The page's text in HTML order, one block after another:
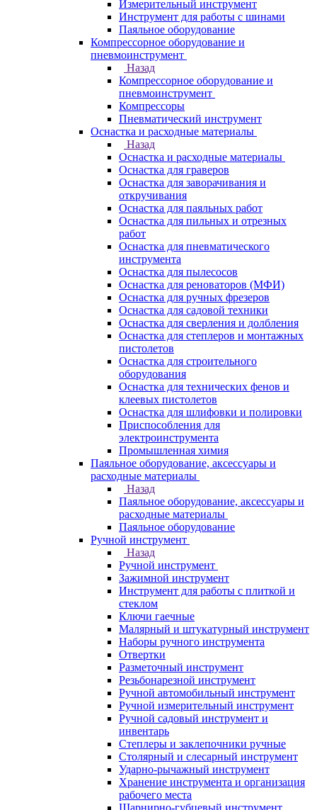
Измерительный инструмент
Инструмент для работы с шинами
Паяльное оборудование
Компрессорное оборудование и
пневмоинструмент
Назад
Компрессорное оборудование и
пневмоинструмент
Компрессоры
Пневматический инструмент
Оснастка и расходные материалы
Назад
Оснастка и расходные материалы
Оснастка для граверов
Оснастка для заворачивания и
откручивания
Оснастка для паяльных работ
Оснастка для пильных и отрезных
работ
Оснастка для пневматического
инструмента
Оснастка для пылесосов
Оснастка для реноваторов (МФИ)
Оснастка для ручных фрезеров
Оснастка для садовой техники
Оснастка для сверления и долбления
Оснастка для степлеров и монтажных
пистолетов
Оснастка для строительного
оборудования
Оснастка для технических фенов и
клеевых пистолетов
Оснастка для шлифовки и полировки
Приспособления для
электроинструмента
Промышленная химия
Паяльное оборудование, аксессуары и
расходные материалы
Назад
Паяльное оборудование, аксессуары и
расходные материалы
Паяльное оборудование
Ручной инструмент
Назад
Ручной инструмент
Зажимной инструмент
Инструмент для работы с плиткой и
стеклом
Ключи гаечные
Малярный и штукатурный инструмент
Наборы ручного инструмента
Отвертки
Разметочный инструмент
Резьбонарезной инструмент
Ручной автомобильный инструмент
Ручной измерительный инструмент
Ручной садовый инструмент и
инвентарь
Степлеры и заклепочники ручные
Столярный и слесарный инструмент
Ударно-рычажный инструмент
Хранение инструмента и организация
рабочего места
Шарнирно-губцевый инструмент